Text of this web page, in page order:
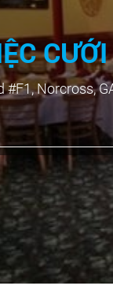
#F1, Norcross,